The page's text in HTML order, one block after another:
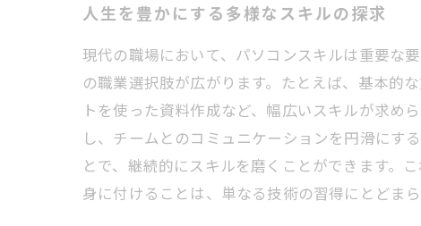
人生を豊かにする多様なスキルの探求
現代の職場において、パソコンスキルは重要な
の職業選択肢が広がります。たとえば、基本的
トを使った資料作成など、幅広いスキルが求め
し、チームとのコミュニケーションを円滑にす
とで、継続的にスキルを磨くことができます。
身に付けることは、単なる技術の習得にとどま